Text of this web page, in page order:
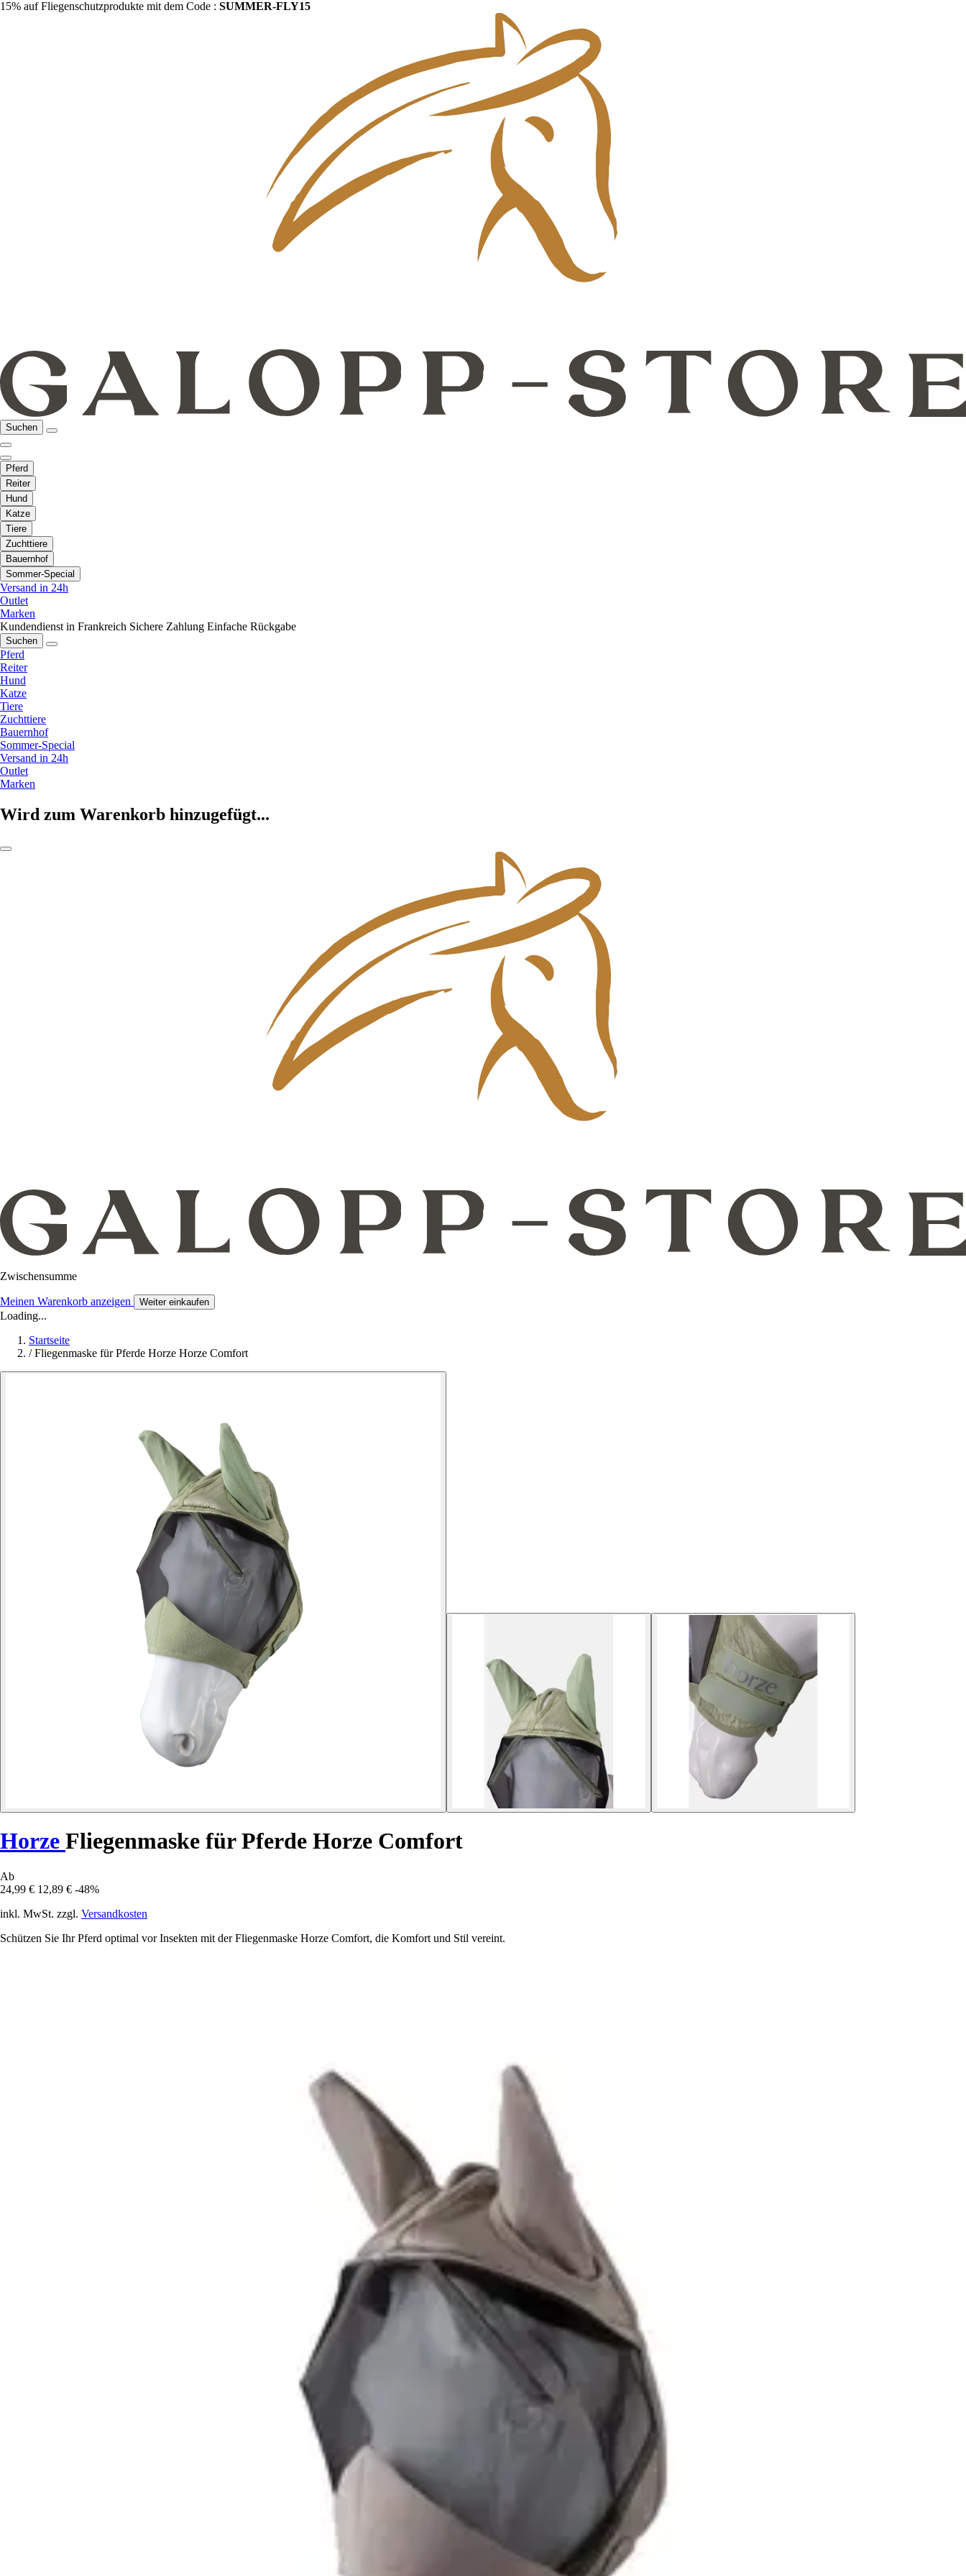
15% auf Fliegenschutzprodukte mit dem Code : SUMMER-FLY15
Suchen
Pferd
Reiter
Hund
Katze
Tiere
Zuchttiere
Bauernhof
Sommer-Special
Versand in 24h
Outlet
Marken
Kundendienst in Frankreich Sichere Zahlung Einfache Rückgabe
Suchen
Pferd
Reiter
Hund
Katze
Tiere
Zuchttiere
Bauernhof
Sommer-Special
Versand in 24h
Outlet
Marken
Wird zum Warenkorb hinzugefügt...
Zwischensumme
Meinen Warenkorb anzeigen Weiter einkaufen
Loading...
Startseite
/ Fliegenmaske für Pferde Horze Horze Comfort
Horze Fliegenmaske für Pferde Horze Comfort
Ab
24,99 € 12,89 € -48%
inkl. MwSt. zzgl. Versandkosten
Schützen Sie Ihr Pferd optimal vor Insekten mit der Fliegenmaske Horze Comfort, die Komfort und Stil vereint.